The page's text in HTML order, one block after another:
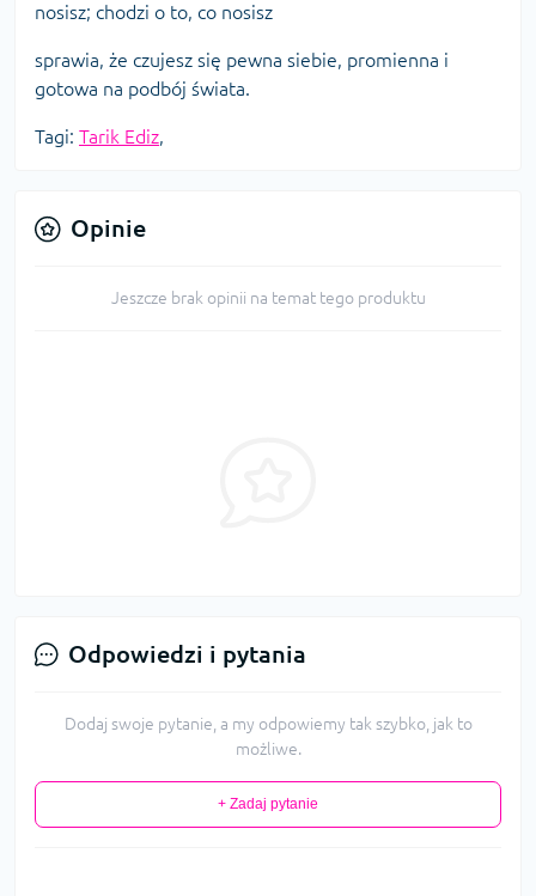
nosisz; chodzi o to, co nosisz
sprawia, że czujesz się pewna siebie, promienna i
gotowa na podbój świata.
Tagi: Tarik Ediz,
Opinie
Jeszcze brak opinii na temat tego produktu
Odpowiedzi i pytania
Dodaj swoje pytanie, a my odpowiemy tak szybko, jak to
możliwe.
+ Zadaj pytanie